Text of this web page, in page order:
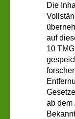
Die
auf
10
ab dem